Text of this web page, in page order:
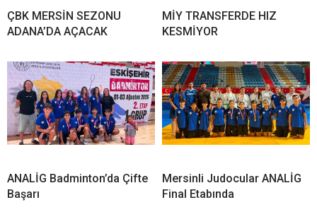
ÇBK MERSİN SEZONU
ADANA’DA AÇACAK
MİY TRANSFERDE HIZ
KESMİYOR
ANALİG Badminton’da Çifte
Başarı
Mersinli Judocular ANALİG
Final Etabında